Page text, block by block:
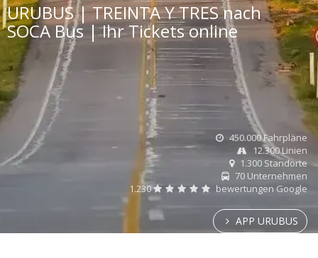
URUBUS | TREINTA Y TRES nach
SOCA Bus | Ihr Tickets online
450.000 Fahrpläne
12.300 Linien
1.300 Standorte
70 Unternehmen
1.230
bewertungen Google
APP URUBUS